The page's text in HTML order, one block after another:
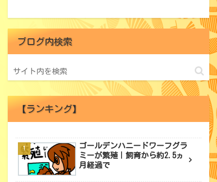
ブログ内検索
【ランキング】
ゴールデンハニードワーフグラ
ミーが繁殖｜飼育から約2.5ヵ
月経過で